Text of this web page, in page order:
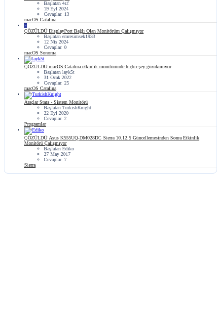
Başlatan 4r.f
19 Eyl 2024
Cevaplar: 13
macOS Catalina
E
ÇÖZÜLDÜ DisplayPort Bağlı Olan Monitörüm Çalışmıyor
Başlatan emresimsek1933
12 Nis 2024
Cevaplar: 0
macOS Sonoma
ÇÖZÜLDÜ macOS Catalina etkinlik monitöründe hiçbir şey gözükmüyor
Başlatan layk5t
31 Ocak 2022
Cevaplar: 25
macOS Catalina
Araçlar Stats - Sistem Monitörü
Başlatan TurkishKnight
22 Eyl 2020
Cevaplar: 2
Programlar
ÇÖZÜLDÜ Asus K555UQ-DM028DC Sierra 10.12.5 Güncellemesinden Sonra Etkinlik
Monitörü Çalışmıyor
Başlatan Ediko
27 May 2017
Cevaplar: 7
Sierra